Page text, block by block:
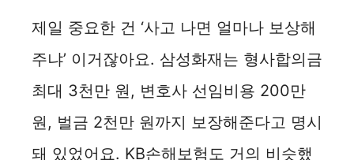
d
e
제일 중요한 건 ‘사고 나면 얼마나 보상해
주냐’ 이거잖아요. 삼성화재는 형사합의금
최대 3천만 원, 변호사 선임비용 200만
원, 벌금 2천만 원까지 보장해준다고 명시
돼 있었어요. KB손해보험도 거의 비슷했